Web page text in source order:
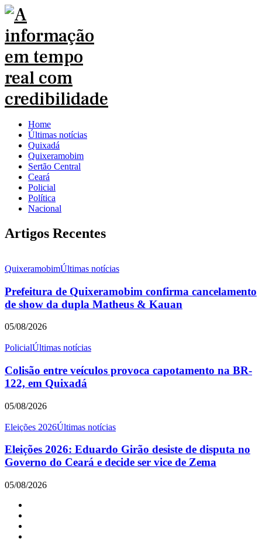
Home
Últimas notícias
Quixadá
Quixeramobim
Sertão Central
Ceará
Policial
Política
Nacional
Artigos Recentes
QuixeramobimÚltimas notícias
Prefeitura de Quixeramobim confirma cancelamento
de show da dupla Matheus & Kauan
05/08/2026
PolicialÚltimas notícias
Colisão entre veículos provoca capotamento na BR-
122, em Quixadá
05/08/2026
Eleições 2026Últimas notícias
Eleições 2026: Eduardo Girão desiste de disputa no
Governo do Ceará e decide ser vice de Zema
05/08/2026